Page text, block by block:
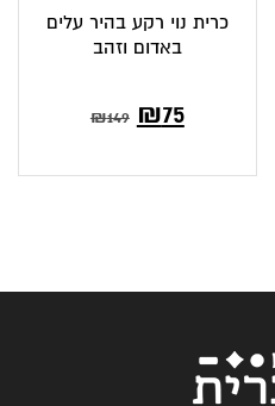
כרית נוי רקע בהיר עלים
באדום וזהב
₪149 ₪75